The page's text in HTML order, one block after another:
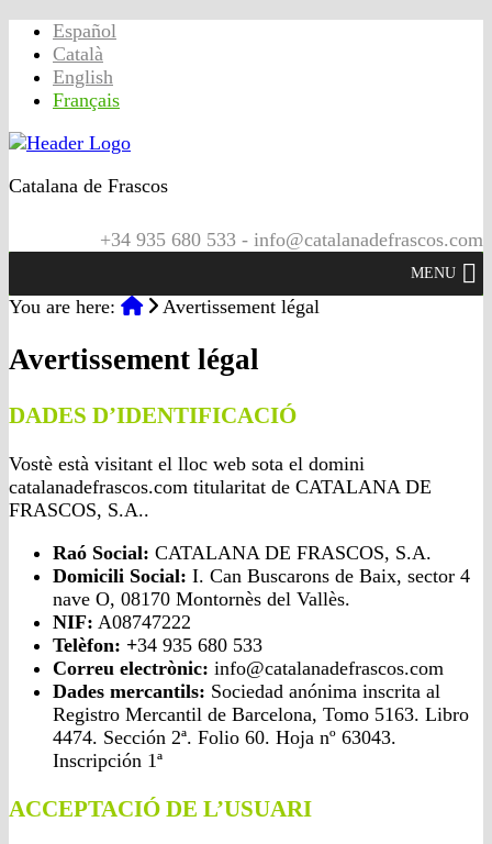
Español
Català
English
Français
Catalana de Frascos
+34 935 680 533 - info@catalanadefrascos.com
MENU
You are here: Avertissement légal
Avertissement légal
DADES D’IDENTIFICACIÓ
Vostè està visitant el lloc web sota el domini
catalanadefrascos.com titularitat de CATALANA DE
FRASCOS, S.A..
Raó Social: CATALANA DE FRASCOS, S.A.
Domicili Social: I. Can Buscarons de Baix, sector 4
nave O, 08170 Montornès del Vallès.
NIF: A08747222
Telèfon: +34 935 680 533
Correu electrònic: info@catalanadefrascos.com
Dades mercantils: Sociedad anónima inscrita al
Registro Mercantil de Barcelona, Tomo 5163. Libro
4474. Sección 2ª. Folio 60. Hoja nº 63043.
Inscripción 1ª
ACCEPTACIÓ DE L’USUARI